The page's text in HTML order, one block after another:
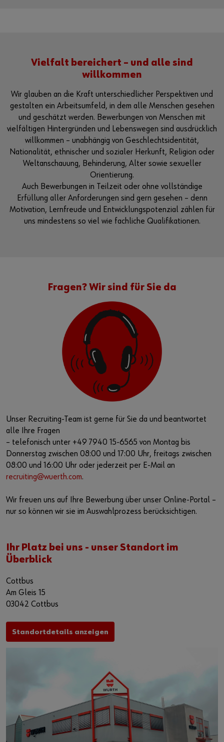
Vielfalt bereichert – und alle sind
willkommen
Wir glauben an die Kraft unterschiedlicher Perspektiven und
gestalten ein Arbeitsumfeld, in dem alle Menschen gesehen
und geschätzt werden. Bewerbungen von Menschen mit
vielfältigen Hintergründen und Lebenswegen sind ausdrücklich
willkommen – unabhängig von Geschlechtsidentität,
Nationalität, ethnischer und sozialer Herkunft, Religion oder
Weltanschauung, Behinderung, Alter sowie sexueller
Orientierung.
Auch Bewerbungen in Teilzeit oder ohne vollständige
Erfüllung aller Anforderungen sind gern gesehen – denn
Motivation, Lernfreude und Entwicklungspotenzial zählen für
uns mindestens so viel wie fachliche Qualifikationen.
Fragen? Wir sind für Sie da
Unser Recruiting-Team ist gerne für Sie da und beantwortet
alle Ihre Fragen
– telefonisch unter +49 7940 15-6565 von Montag bis
Donnerstag zwischen 08:00 und 17:00 Uhr, freitags zwischen
08:00 und 16:00 Uhr oder jederzeit per E-Mail an
recruiting@wuerth.com.
Wir freuen uns auf Ihre Bewerbung über unser Online-Portal –
nur so können wir sie im Auswahlprozess berücksichtigen.
Ihr Platz bei uns - unser Standort im
Überblick
Cottbus
Am Gleis 15
03042 Cottbus
Standortdetails anzeigen